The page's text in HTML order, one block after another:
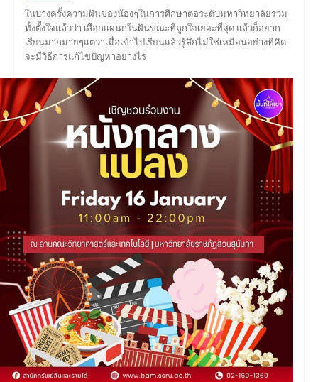
ในบางครั้งความฝันของน้องๆในการศึกษาต่อระดับมหาวิทยาลัยรวม
ทั้งตั้งใจแล้วว่า เลือกแผนกในฝันขณะที่ถูกใจเยอะที่สุด แล้วก็อยาก
เรียนมากมายๆแต่ว่าเมื่อเข้าไปเรียนแล้วรู้สึกไม่ใช่เหมือนอย่างที่คิด
จะมีวิธีการแก้ไขปัญหาอย่างไร